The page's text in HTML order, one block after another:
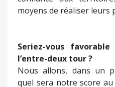
moyens de réaliser leurs
Seriez-vous
l’entre-deux tour ?
Nous allons, dans un
quel sera notre score